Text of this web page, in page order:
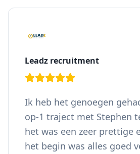
Leadz recruitment
Ik heb het genoegen
op-1 traject met Stephen
het was een zeer prettige
het begin was alles goed